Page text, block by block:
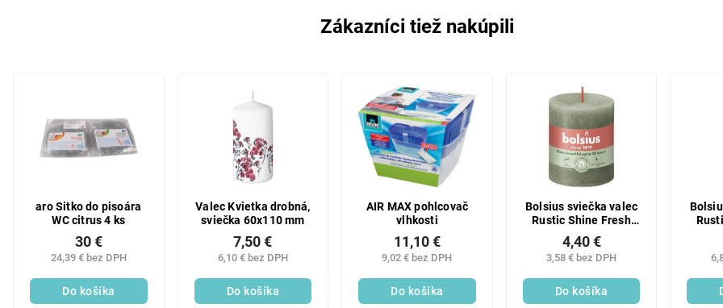
Zákazníci tiež nakúpili
aro Sitko do pisoára
WC citrus 4 ks
24,39 € bez DPH
30 €
Do košíka
Valec Kvietka drobná,
sviečka 60x110 mm
6,10 € bez DPH
7,50 €
Do košíka
AIR MAX pohlcovač
vlhkosti
9,02 € bez DPH
11,10 €
Do košíka
Bolsius sviečka valec
Rustic Shine Fresh
Olive zelená
68x80mm
3,58 € bez DPH
4,40 €
Do košíka